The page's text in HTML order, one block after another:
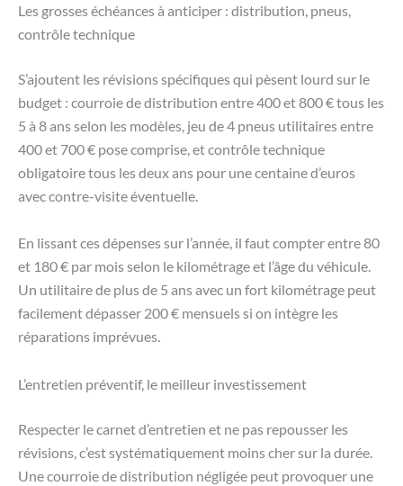
Les grosses échéances à anticiper : distribution, pneus,
contrôle technique
S’ajoutent les révisions spécifiques qui pèsent lourd sur le
budget : courroie de distribution entre 400 et 800 € tous les
5 à 8 ans selon les modèles, jeu de 4 pneus utilitaires entre
400 et 700 € pose comprise, et contrôle technique
obligatoire tous les deux ans pour une centaine d’euros
avec contre-visite éventuelle.
En lissant ces dépenses sur l’année, il faut compter entre 80
et 180 € par mois selon le kilométrage et l’âge du véhicule.
Un utilitaire de plus de 5 ans avec un fort kilométrage peut
facilement dépasser 200 € mensuels si on intègre les
réparations imprévues.
L’entretien préventif, le meilleur investissement
Respecter le carnet d’entretien et ne pas repousser les
révisions, c’est systématiquement moins cher sur la durée.
Une courroie de distribution négligée peut provoquer une